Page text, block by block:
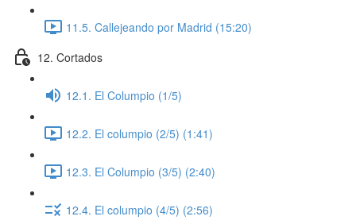
11.5. Callejeando por Madrid (15:20)
12. Cortados
12.1. El Columpio (1/5)
12.2. El columpio (2/5) (1:41)
12.3. El Columpio (3/5) (2:40)
12.4. El columpio (4/5) (2:56)